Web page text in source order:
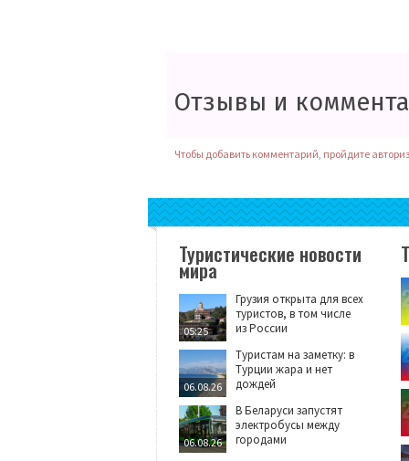
Отзывы и
Чтобы добавить комментарий, пройдите
Туристические новости
мира
05:25
Грузия открыта для всех
туристов, в том числе
из России
06.08.26
Туристам на заметку: в
Турции жара и нет
дождей
06.08.26
В Беларуси запустят
электробусы между
городами